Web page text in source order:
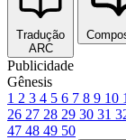
Tradução
ARC
Publicidade
Gênesis
1 2 3 4 5 6 7 8 9 10
26 27 28 29 30 31
47 48 49 50